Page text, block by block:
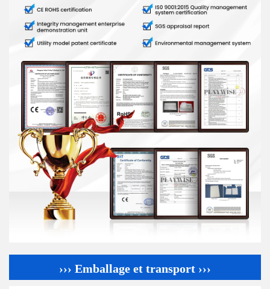
››› Emballage et transport ›››